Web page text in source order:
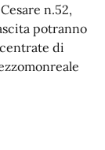
n.52,
potranno
di